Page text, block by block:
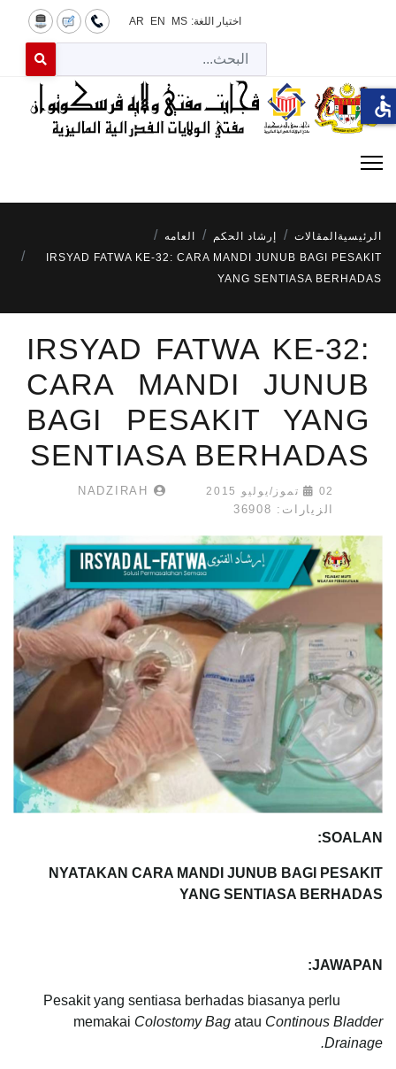
اختيار اللغة: MS
EN
AR
for results.
الرئيسية المقالات إرشاد الحكم
العامه
IRSYAD FATWA KE-32: CARA MANDI JUNUB BAGI PESAKIT
YANG SENTIASA BERHADAS
IRSYAD FATWA KE-32:
CARA MANDI JUNUB
BAGI PESAKIT YANG
SENTIASA BERHADAS
02 تموز/يوليو 2015
الزيارات: 36908
SOALAN:
NYATAKAN CARA MANDI JUNUB BAGI PESAKIT
YANG SENTIASA BERHADAS
JAWAPAN:
Pesakit yang sentiasa berhadas biasanya perlu
memakai Colostomy Bag atau Continous Bladder
Drainage.
accessible